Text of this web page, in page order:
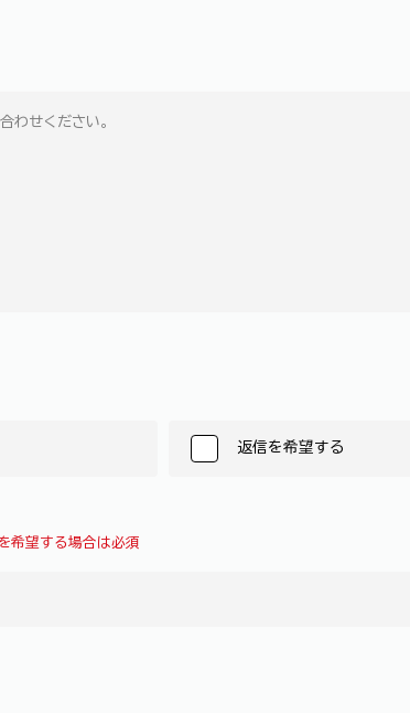
返信を希望する
希望する場合は必須